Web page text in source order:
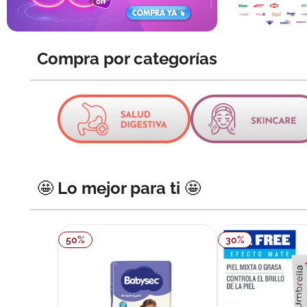
Compra por categorías
🤩 Lo mejor para ti 🤩
50% 30%
10.pañales